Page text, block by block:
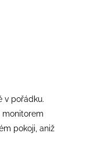
v pořádku.
pokoji, aniž